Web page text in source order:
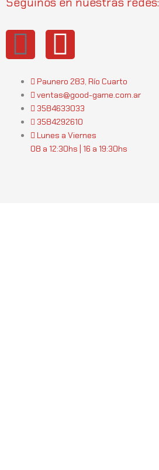
I
n
s
t
a
W
h
a
t
s
Paunero 283, Río Cuarto
ventas@good-game.com.ar
3584633033
3584292610
Lunes a Viernes
08 a 12:30hs | 16 a 19:30hs